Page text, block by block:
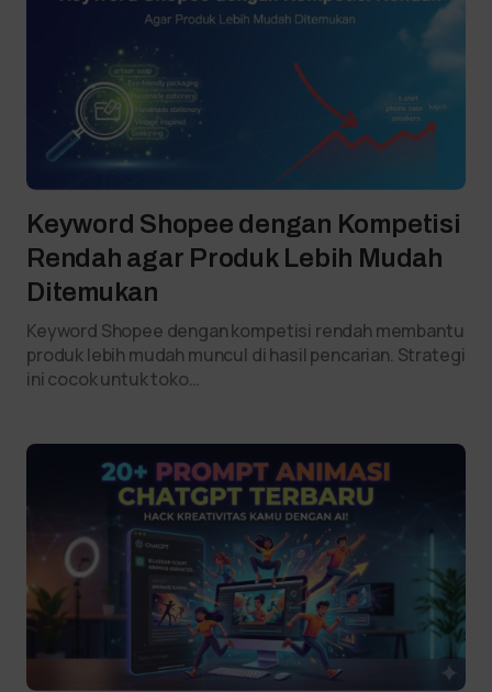
Keyword Shopee dengan Kompetisi
Rendah agar Produk Lebih Mudah
Ditemukan
Keyword Shopee dengan kompetisi rendah membantu
produk lebih mudah muncul di hasil pencarian. Strategi
ini cocok untuk toko…